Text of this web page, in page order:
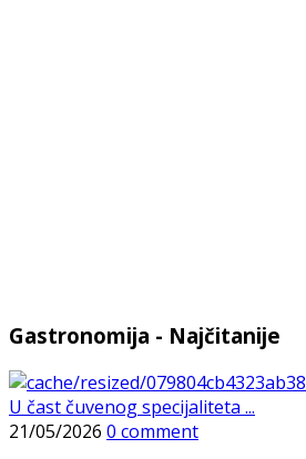
Gastronomija - Najčitanije
U čast čuvenog specijaliteta ...
21/05/2026 0 comment